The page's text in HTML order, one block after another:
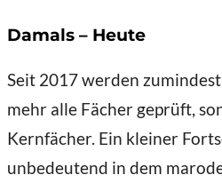
Damals – Heute
Seit 2017 werden
mehr alle Fächer geprüft,
Kernfächer. Ein kleiner
unbedeutend in dem